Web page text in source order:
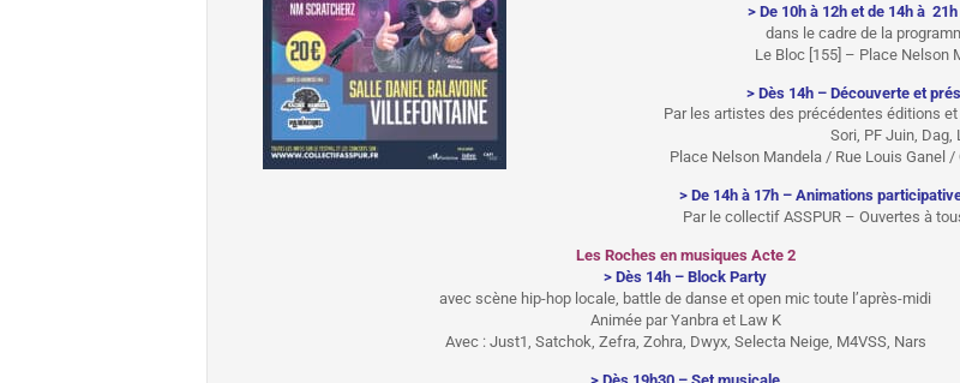
> De 10h à 12h et de 14h à
dans le cadre de la
Le Bloc [155] – Place Nelson
> Dès 14h – Découverte et
Par les artistes des précédentes éditions
Sori, PF Juin, Dag,
Place Nelson Mandela / Rue Louis Ganel
> De 14h à 17h – Animations
Par le collectif ASSPUR – Ouvertes à
Les Roches en musiques Acte 2
> Dès 14h – Block Party
avec scène hip-hop locale, battle de danse et open mic toute l’après-midi
Animée par Yanbra et Law K
Avec : Just1, Satchok, Zefra, Zohra, Dwyx, Selecta Neige, M4VSS, Nars